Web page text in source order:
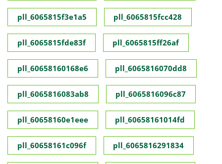
pll_6065815f3e1a5 pll_6065815fcc428
pll_6065815fde83f pll_6065815ff26af
pll_60658160168e6 pll_6065816070dd8
pll_6065816083ab8 pll_6065816096c87
pll_60658160e1eee pll_60658161014fd
pll_60658161c096f pll_6065816291834